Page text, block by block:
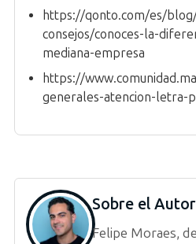
https://qonto.com/es/
consejos/conoces-la-
mediana-empresa
https://
generales-atencion-letra-
Sobre el
Felipe Moraes,